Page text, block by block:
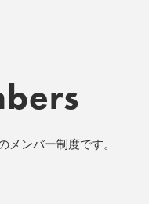
メンバー制度です。